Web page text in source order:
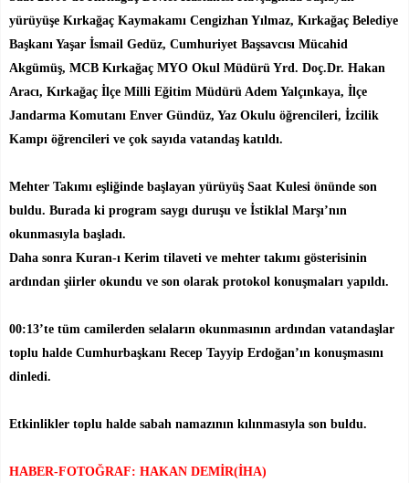
yürüyüşe Kırkağaç Kaymakamı Cengizhan Yılmaz, Kırkağaç Belediye
Başkanı Yaşar İsmail Gedüz, Cumhuriyet Başsavcısı Mücahid
Akgümüş, MCB Kırkağaç MYO Okul Müdürü Yrd. Doç.Dr. Hakan
Aracı, Kırkağaç İlçe Milli Eğitim Müdürü Adem Yalçınkaya, İlçe
Jandarma Komutanı Enver Gündüz, Yaz Okulu öğrencileri, İzcilik
Kampı öğrencileri ve çok sayıda vatandaş katıldı.
Mehter Takımı eşliğinde başlayan yürüyüş Saat Kulesi önünde son
buldu. Burada ki program saygı duruşu ve İstiklal Marşı’nın
okunmasıyla başladı.
Daha sonra Kuran-ı Kerim tilaveti ve mehter takımı gösterisinin
ardından şiirler okundu ve son olarak protokol konuşmaları yapıldı.
00:13’te tüm camilerden selaların okunmasının ardından vatandaşlar
toplu halde Cumhurbaşkanı Recep Tayyip Erdoğan’ın konuşmasını
dinledi.
Etkinlikler toplu halde sabah namazının kılınmasıyla son buldu.
HABER-FOTOĞRAF: HAKAN DEMİR(İHA)